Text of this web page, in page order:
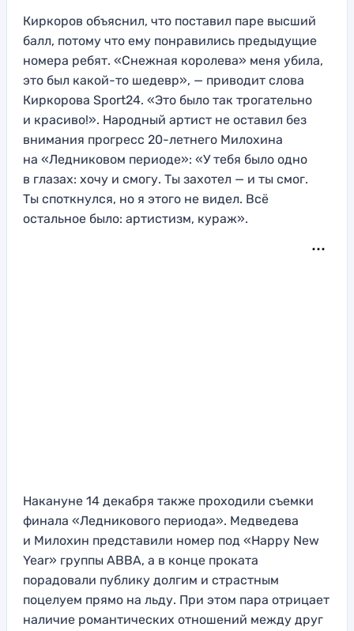
Киркоров объяснил, что поставил паре высший
балл, потому что ему понравились предыдущие
номера ребят. «Снежная королева» меня убила,
это был какой-то шедевр», — приводит слова
Киркорова Sport24. «Это было так трогательно
и красиво!». Народный артист не оставил без
внимания прогресс 20-летнего Милохина
на «Ледниковом периоде»: «У тебя было одно
в глазах: хочу и смогу. Ты захотел — и ты смог.
Ты споткнулся, но я этого не видел. Всё
остальное было: артистизм, кураж».
Накануне 14 декабря также проходили съемки
финала «Ледникового периода». Медведева
и Милохин представили номер под «Happy New
Year» группы ABBA, а в конце проката
порадовали публику долгим и страстным
поцелуем прямо на льду. При этом пара отрицает
наличие романтических отношений между друг